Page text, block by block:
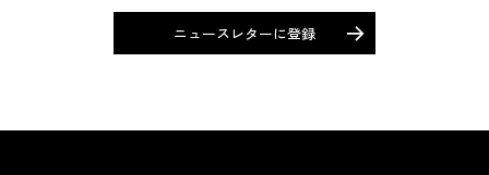
ニュースレターに登録